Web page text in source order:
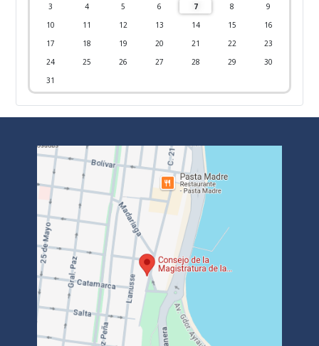
o o
3
4 5 6 7 8
9
10
11 12 13 14 15
16
17
18 19 20 21 22
23
24
25 26 27 28 29
30
31